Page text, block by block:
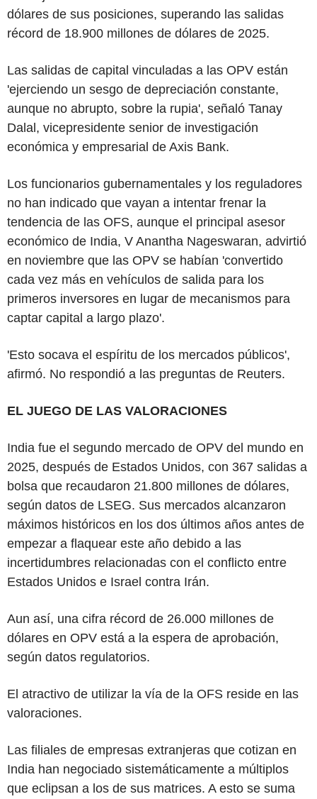
dólares de sus posiciones, superando las salidas
récord de 18.900 millones de dólares de 2025.
Las salidas de capital vinculadas a las OPV están
'ejerciendo un sesgo de depreciación constante,
aunque no abrupto, sobre la rupia', señaló Tanay
Dalal, vicepresidente senior de investigación
económica y empresarial de Axis Bank.
Los funcionarios gubernamentales y los reguladores
no han indicado que vayan a intentar frenar la
tendencia de las OFS, aunque el principal asesor
económico de India, V Anantha Nageswaran, advirtió
en noviembre que las OPV se habían 'convertido
cada vez más en vehículos de salida para los
primeros inversores en lugar de mecanismos para
captar capital a largo plazo'.
'Esto socava el espíritu de los mercados públicos',
afirmó. No respondió a las preguntas de Reuters.
EL JUEGO DE LAS VALORACIONES
India fue el segundo mercado de OPV del mundo en
2025, después de Estados Unidos, con 367 salidas a
bolsa que recaudaron 21.800 millones de dólares,
según datos de LSEG. Sus mercados alcanzaron
máximos históricos en los dos últimos años antes de
empezar a flaquear este año debido a las
incertidumbres relacionadas con el conflicto entre
Estados Unidos e Israel contra Irán.
Aun así, una cifra récord de 26.000 millones de
dólares en OPV está a la espera de aprobación,
según datos regulatorios.
El atractivo de utilizar la vía de la OFS reside en las
valoraciones.
Las filiales de empresas extranjeras que cotizan en
India han negociado sistemáticamente a múltiplos
que eclipsan a los de sus matrices. A esto se suma